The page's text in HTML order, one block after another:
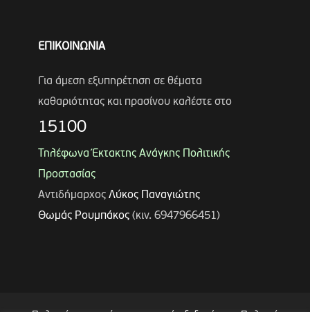
ΕΠΙΚΟΙΝΩΝΙΑ
Για άμεση εξυπηρέτηση σε θέματα
καθαριότητας και πρασίνου καλέστε στο
15100
Τηλέφωνα Έκτακτης Ανάγκης Πολιτικής
Προστασίας
Αντιδήμαρχος Λύκος Παναγιώτης
Θωμάς Ρουμπάκος(κιν. 6947966451)